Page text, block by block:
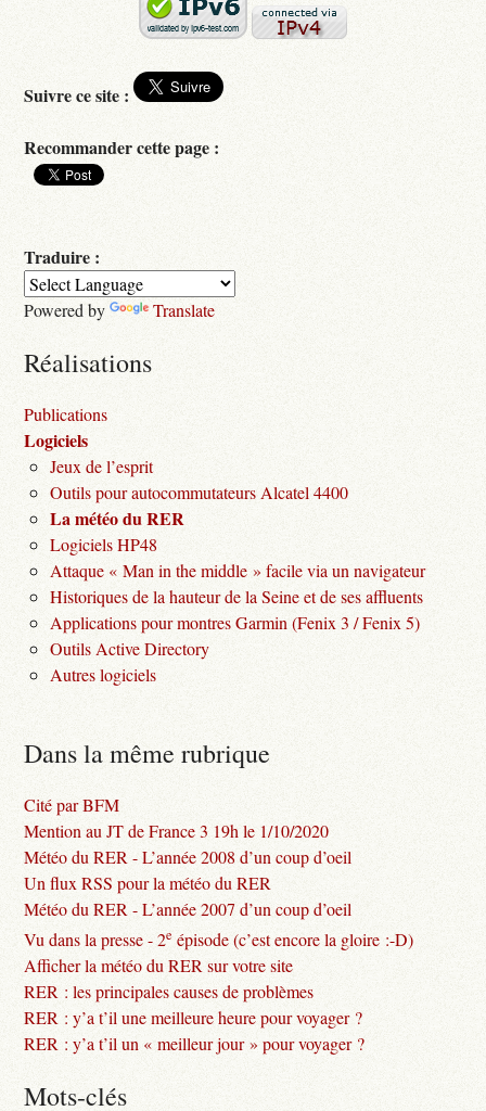
Suivre ce site :
Recommander cette page :
Traduire :
Powered by Translate
Réalisations
Publications
Logiciels
Jeux de l’esprit
Outils pour autocommutateurs Alcatel 4400
La météo du RER
Logiciels HP48
Attaque « Man in the middle » facile via un navigateur
Historiques de la hauteur de la Seine et de ses affluents
Applications pour montres Garmin (Fenix 3 / Fenix 5)
Outils Active Directory
Autres logiciels
Dans la même rubrique
Cité par BFM
Mention au JT de France 3 19h le 1/10/2020
Météo du RER - L’année 2008 d’un coup d’oeil
Un flux RSS pour la météo du RER
Météo du RER - L’année 2007 d’un coup d’oeil
Vu dans la presse - 2e épisode (c’est encore la gloire :-D)
Afficher la météo du RER sur votre site
RER : les principales causes de problèmes
RER : y’a t’il une meilleure heure pour voyager ?
RER : y’a t’il un « meilleur jour » pour voyager ?
Mots-clés